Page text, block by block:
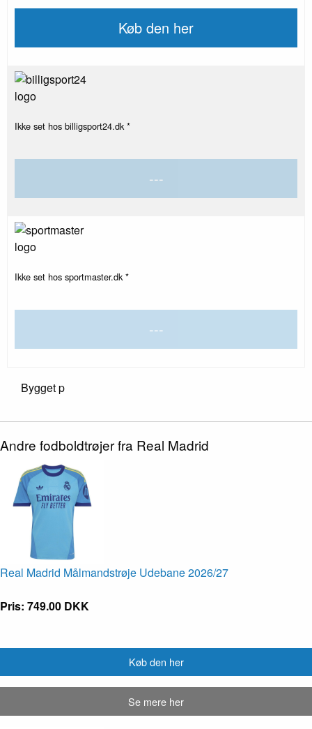
Køb den her
Ikke set hos billigsport24.dk *
---
Ikke set hos sportmaster.dk *
---
Bygget p
Andre fodboldtrøjer fra Real Madrid
Real Madrid Målmandstrøje Udebane 2026/27
Pris: 749.00 DKK
Køb den her
Se mere her